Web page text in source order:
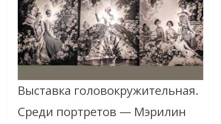
Выставка головокружительная.
Среди портретов — Мэрилин